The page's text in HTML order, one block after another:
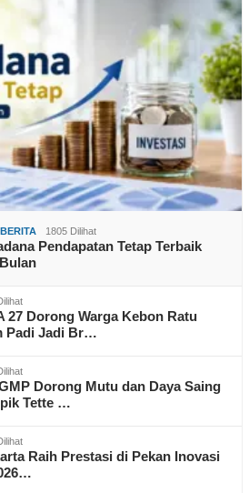
BERITA 1805 Dilihat
Pendapatan Tetap Terbaik
27 Dorong Warga Kebon Ratu
Padi Jadi Br…
Dorong Mutu dan Daya Saing
Tette …
Raih Prestasi di Pekan Inovasi